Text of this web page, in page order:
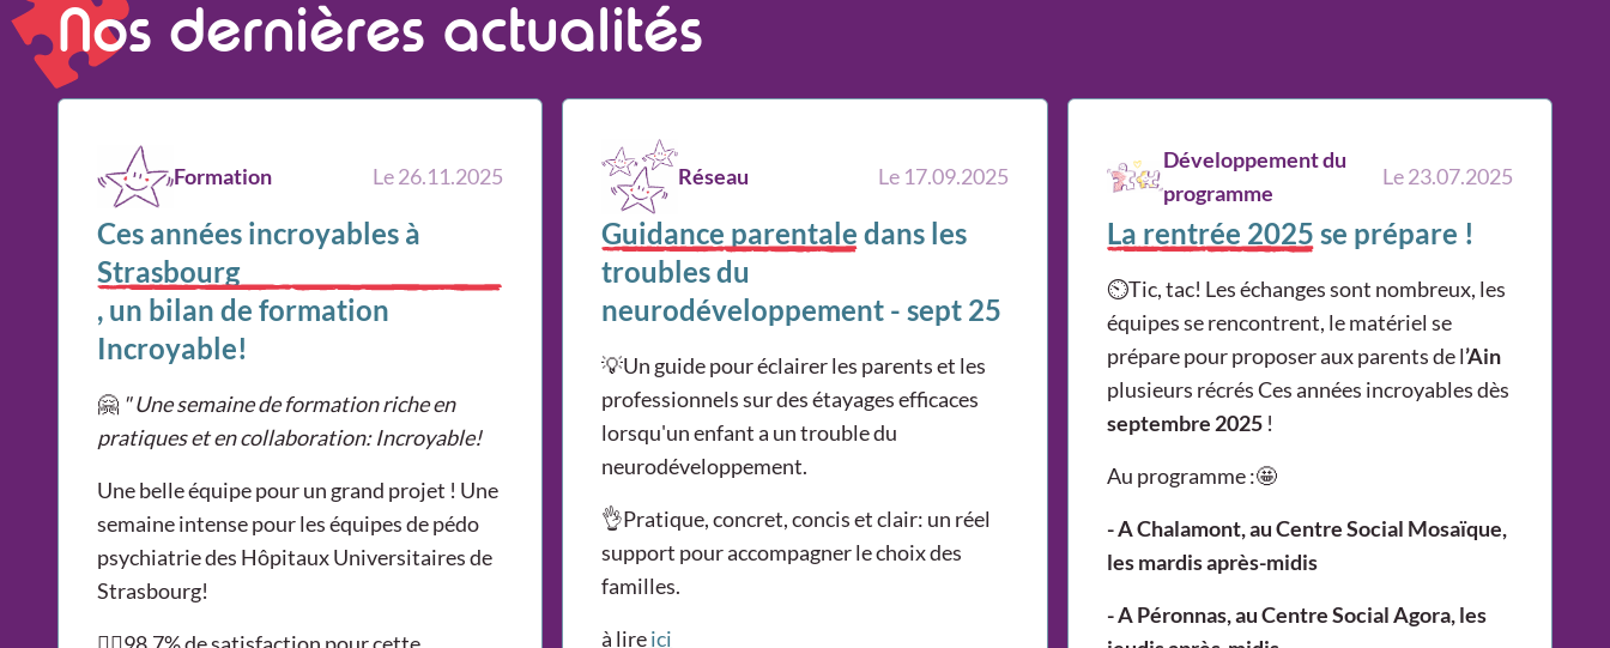
Nos dernières actualités
Formation Le 26.11.2025
Ces années incroyables à
Strasbourg
, un bilan de formation
Incroyable!
🤗 " Une semaine de formation riche en
pratiques et en collaboration: Incroyable!
Une belle équipe pour un grand projet ! Une
semaine intense pour les équipes de pédo
psychiatrie des Hôpitaux Universitaires de
Strasbourg!
Réseau Le 17.09.2025
Guidance parentale dans les
troubles du
neurodéveloppement - sept 25
💡Un guide pour éclairer les parents et les
professionnels sur des étayages efficaces
lorsqu'un enfant a un trouble du
neurodéveloppement.
👌Pratique, concret, concis et clair: un réel
support pour accompagner le choix des
familles.
à lireici
Développement du
programme
Le 23.07.2025
La rentrée 2025 se prépare !
⏲️Tic, tac! Les échanges sont nombreux, les
équipes se rencontrent, le matériel se
prépare pour proposer aux parents de l’Ain
plusieurs récrés Ces années incroyables dès
septembre 2025!
Au programme :🤩
- A Chalamont, au Centre Social Mosaïque,
les mardis après-midis
- A Péronnas, au Centre Social Agora, les